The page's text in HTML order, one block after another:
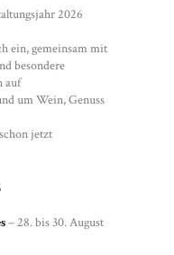
2026
ein, gemeinsam mit
besondere
auf
um Wein, Genuss
jetzt
– 28. bis 30. August